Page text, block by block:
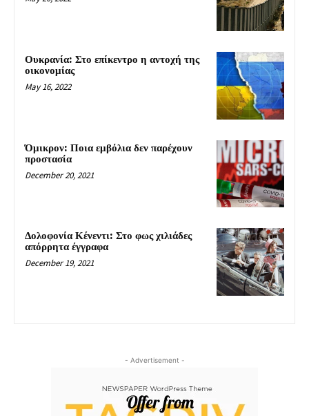
Ουκρανία: Στο επίκεντρο η αντοχή της
οικονομίας
May 16, 2022
Όμικρον: Ποια εμβόλια δεν παρέχουν
προστασία
December 20, 2021
Δολοφονία Κένεντι: Στο φως χιλιάδες
απόρρητα έγγραφα
December 19, 2021
- Advertisement -